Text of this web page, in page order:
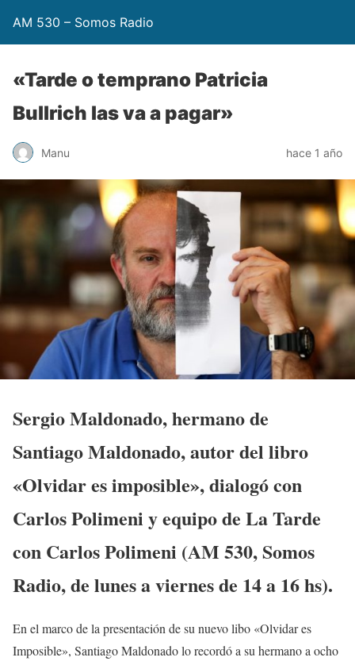
AM 530 – Somos Radio
«Tarde o temprano Patricia
Bullrich las va a pagar»
Manu hace 1 año
Sergio Maldonado, hermano de
Santiago Maldonado, autor del libro
«Olvidar es imposible», dialogó con
Carlos Polimeni y equipo de La Tarde
con Carlos Polimeni (AM 530, Somos
Radio, de lunes a viernes de 14 a 16 hs).
En el marco de la presentación de su nuevo libo «Olvidar es
Imposible», Santiago Maldonado lo recordó a su hermano a ocho